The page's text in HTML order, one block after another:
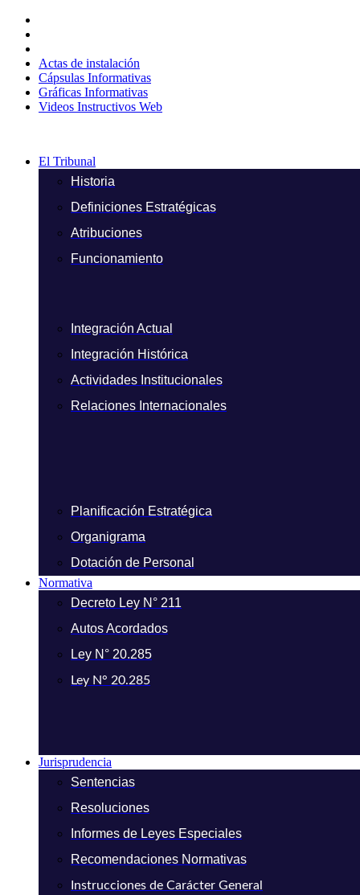
contenido
Actas de instalación
Cápsulas Informativas
Gráficas Informativas
Videos Instructivos Web
El Tribunal
Historia
Definiciones Estratégicas
Atribuciones
Funcionamiento
Integración Actual
Integración Histórica
Actividades Institucionales
Relaciones Internacionales
Planificación Estratégica
Organigrama
Dotación de Personal
Normativa
Decreto Ley N° 211
Autos Acordados
Ley N° 20.285
Ley N° 20.285
Jurisprudencia
Sentencias
Resoluciones
Informes de Leyes Especiales
Recomendaciones Normativas
Instrucciones de Carácter General